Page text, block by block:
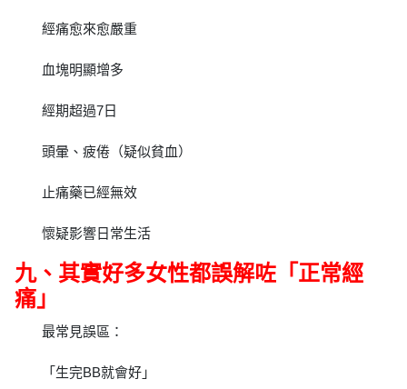
經痛愈來愈嚴重
血塊明顯增多
經期超過7日
頭暈、疲倦（疑似貧血）
止痛藥已經無效
懷疑影響日常生活
九、其實好多女性都誤解咗「正常經
痛」
最常見誤區：
「生完BB就會好」